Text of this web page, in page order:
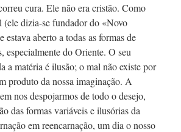
cura. Ele não era cristão. Como
(eledizia-sefundador do «Novo
estava aberto a todas as formas de
especialmente do Oriente. O seu
a matéria é ilusão; o mal não existe por
produto da nossa imaginação. A
nos despojarmos de todo o desejo,
das formas variáveis e ilusórias da
em reencarnação, um dia o nosso